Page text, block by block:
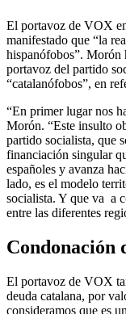
El portavoz de VOX
manifestado que “la
hispanófobos”. Morón
portavoz del partido
“catalanófobos”, en
“En primer lugar nos
Morón. “Este insulto
partido socialista, que
financiación singular
españoles y avanza
lado, es el modelo
socialista. Y que va a
entre las diferentes
Condonación
El portavoz de VOX
deuda catalana, por
consideramos que es